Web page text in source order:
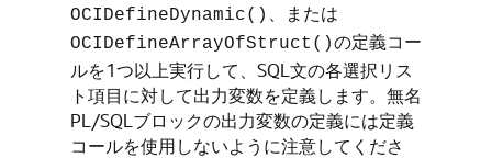
OCIDefineDynamic() 、または
OCIDefineArrayOfStruct()の定義コー
ルを1つ以上実行して、SQL文の各選択リス
ト項目に対して出力変数を定義します。無名
PL/SQLブロックの出力変数の定義には定義
コールを使用しないように注意してくださ